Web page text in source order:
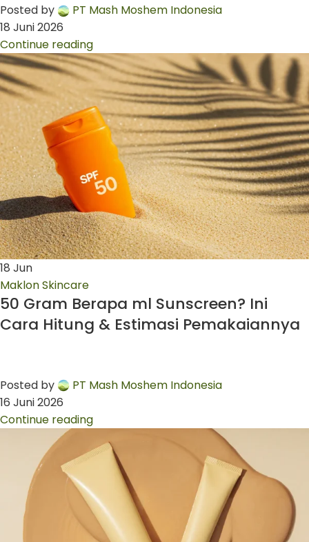
Posted by
PT Mash Moshem Indonesia
18 Juni 2026
Continue reading
18 Jun
Maklon Skincare
50 Gram Berapa ml Sunscreen? Ini
Cara Hitung & Estimasi Pemakaiannya
Posted by
PT Mash Moshem Indonesia
16 Juni 2026
Continue reading